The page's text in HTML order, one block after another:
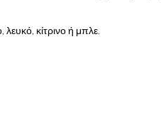
κίτρινο ή μπλε.